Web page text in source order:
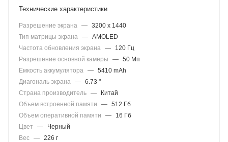
Технические характеристики
Разрешение экрана — 3200 x 1440
Тип матрицы экрана — AMOLED
Частота обновления экрана —
120 Гц
Разрешение основной камеры
— 50 Мп
Емкость аккумулятора — 5410 mAh
Диагональ экрана — 6.73 "
Страна производитель —
Китай
Объем встроенной памяти
— 512 Гб
Объем оперативной памяти
—
16 Гб
Цвет
—
Черный
Вес — 226 г